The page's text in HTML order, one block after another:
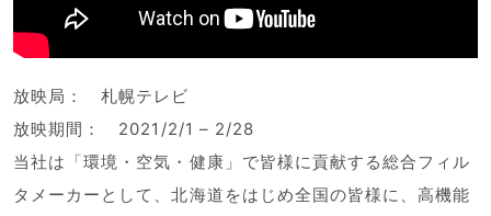
放映局： 札幌テレビ
放映期間： 2021/2/1 – 2/28
当社は「環境・空気・健康」で皆様に貢献する総合フィル
タメーカーとして、北海道をはじめ全国の皆様に、高機能